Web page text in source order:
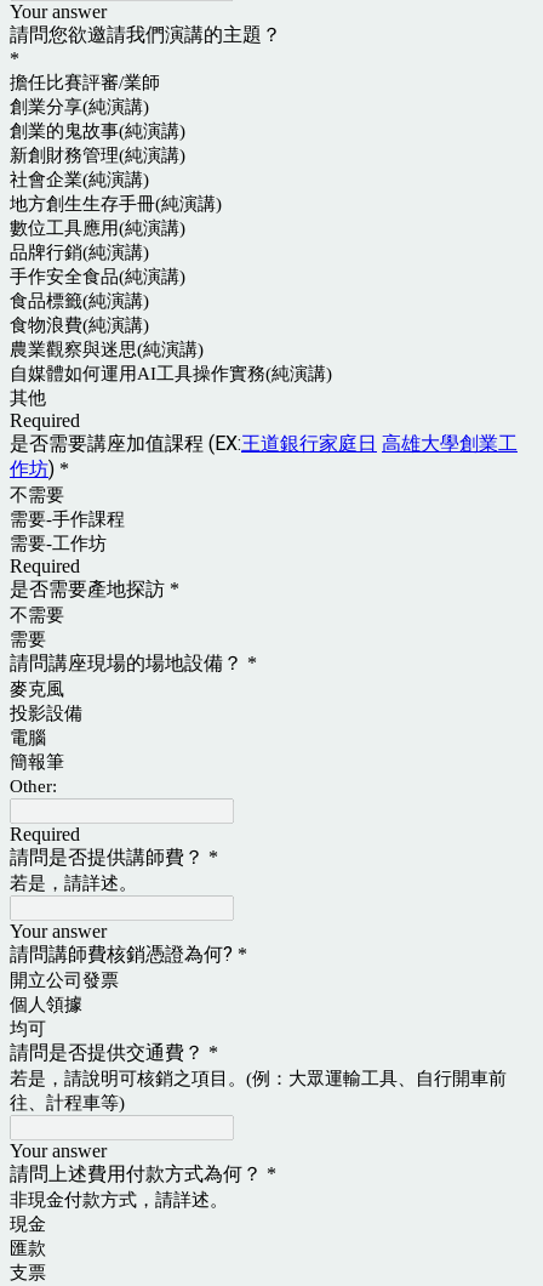
Your answer
請問您欲邀請我們演講的主題？
*
擔任比賽評審/業師
創業分享(純演講)
創業的鬼故事(純演講)
新創財務管理(純演講)
社會企業(純演講)
地方創生生存手冊(純演講)
數位工具應用(純演講)
品牌行銷(純演講)
手作安全食品(純演講)
食品標籤(純演講)
食物浪費(純演講)
農業觀察與迷思(純演講)
自媒體如何運用AI工具操作實務(純演講)
其他
Required
是否需要講座加值課程 (EX:王道銀行家庭日 高雄大學創業工
作坊) *
不需要
需要-手作課程
需要-工作坊
Required
是否需要產地探訪 *
不需要
需要
請問講座現場的場地設備？ *
麥克風
投影設備
電腦
簡報筆
Other:
Required
請問是否提供講師費？ *
若是，請詳述。
Your answer
請問講師費核銷憑證為何? *
開立公司發票
個人領據
均可
請問是否提供交通費？ *
若是，請說明可核銷之項目。(例：大眾運輸工具、自行開車前
往、計程車等)
Your answer
請問上述費用付款方式為何？ *
非現金付款方式，請詳述。
現金
匯款
支票